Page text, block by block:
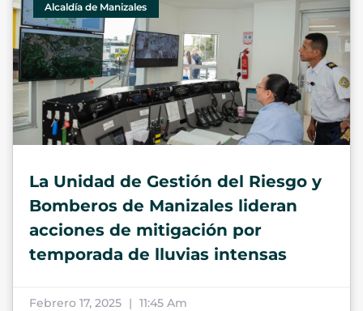
Alcaldía de Manizales
La Unidad de Gestión del Riesgo y
Bomberos de Manizales lideran
acciones de mitigación por
temporada de lluvias intensas
Febrero 17, 2025 11:45 Am